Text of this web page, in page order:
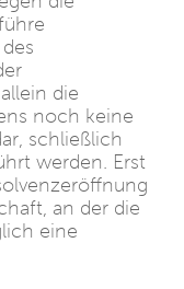
die
noch keine
schließlich
werden. Erst
an der die
eine